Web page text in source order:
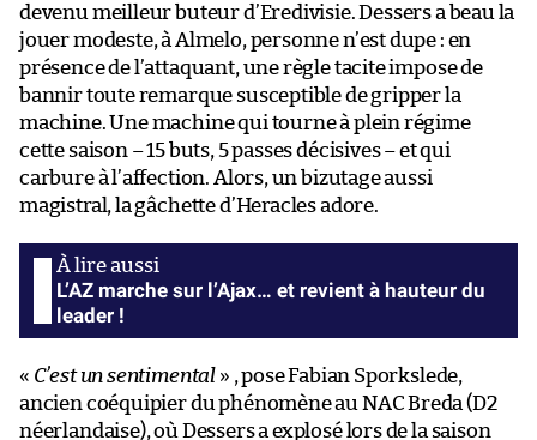
devenu meilleur buteur d’Eredivisie. Dessers a beau la
jouer modeste, à Almelo, personne n’est dupe : en
présence de l’attaquant, une règle tacite impose de
bannir toute remarque susceptible de gripper la
machine. Une machine qui tourne à plein régime
cette saison – 15 buts, 5 passes décisives – et qui
carbure à l’affection. Alors, un bizutage aussi
magistral, la gâchette d’Heracles adore.
L’AZ marche sur l’Ajax… et revient à hauteur du
leader !
« C’est un sentimental » , pose Fabian Sporkslede,
ancien coéquipier du phénomène au NAC Breda (D2
néerlandaise), où Dessers a explosé lors de la saison